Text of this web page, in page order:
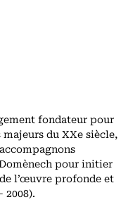
fondateur pour
du XXe siècle,
Domènech pour initier
l’œuvre profonde et
2008).